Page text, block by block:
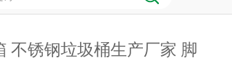
不锈钢垃圾桶生产厂家 脚